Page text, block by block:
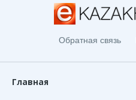
Обратная связь
Главная